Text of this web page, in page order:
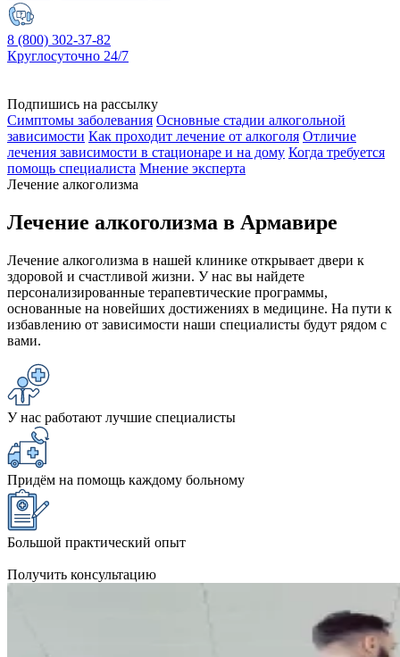
8 (800) 302-37-82
Круглосуточно 24/7
Подпишись на рассылку
Симптомы заболевания Основные стадии алкогольной
зависимости Как проходит лечение от алкоголя Отличие
лечения зависимости в стационаре и на дому Когда требуется
помощь специалиста Мнение эксперта
Лечение алкоголизма
Лечение алкоголизма в Армавире
Лечение алкоголизма в нашей клинике открывает двери к
здоровой и счастливой жизни. У нас вы найдете
персонализированные терапевтические программы,
основанные на новейших достижениях в медицине. На пути к
избавлению от зависимости наши специалисты будут рядом с
вами.
У нас работают лучшие специалисты
Придём на помощь каждому больному
Большой практический опыт
Получить консультацию